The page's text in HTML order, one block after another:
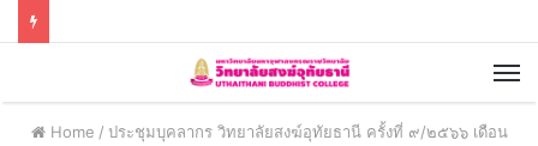
Home / ประชุมบุคลากร วิทยาลัยสงฆ์อุทัยธานี ครั้งที่ ๙/๒๕๖๖ เดือน